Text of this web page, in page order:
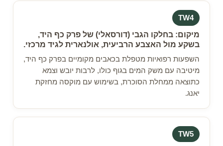
TW4
מיקום: בחלקו הגבי (דורסאלי) של פרק כף היד,
בשקע מול האצבע הרביעית, אולנארית לגיד מרכזי.
השפעות רפואיות מטפלת בכאבים מקומיים בפרק כף היד,
מיטיבה עם משק המים בגוף כולו, לרבות יובש וצמא
כתוצאה ממחלת הסוכרת, בשימוש עם מוקסה מחזקת
יאנג.
TW5